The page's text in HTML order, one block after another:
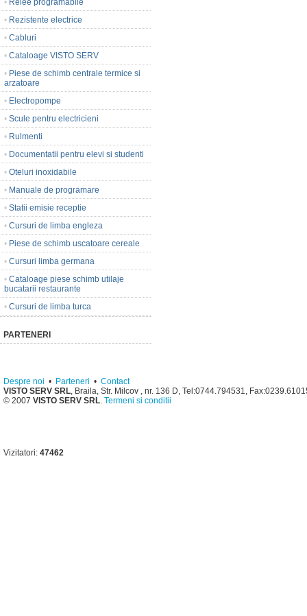
• Relee programabile
• Rezistente electrice
• Cabluri
• Cataloage VISTO SERV
• Piese de schimb centrale termice si
arzatoare
• Electropompe
• Scule pentru electricieni
• Rulmenti
• Documentatii pentru elevi si studenti
• Oteluri inoxidabile
• Manuale de programare
• Statii emisie receptie
• Cursuri de limba engleza
• Piese de schimb uscatoare cereale
• Cursuri limba germana
• Cataloage piese schimb utilaje
bucatarii restaurante
• Cursuri de limba turca
PARTENERI
Despre noi • Parteneri • Contact
VISTO SERV SRL, Braila, Str. Milcov , nr. 136 D, Tel:0744.794531,
© 2007 VISTO SERV SRL. Termeni si conditii
Vizitatori: 47462